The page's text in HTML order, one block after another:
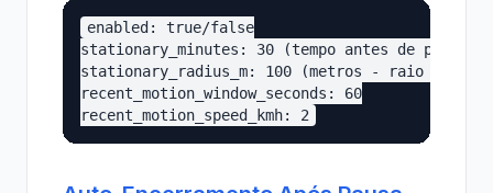
enabled: true/false
stationary_minutes: 30 (tempo antes de pausar)
stationary_radius_m: 100 (metros - raio para
recent_motion_window_seconds: 60